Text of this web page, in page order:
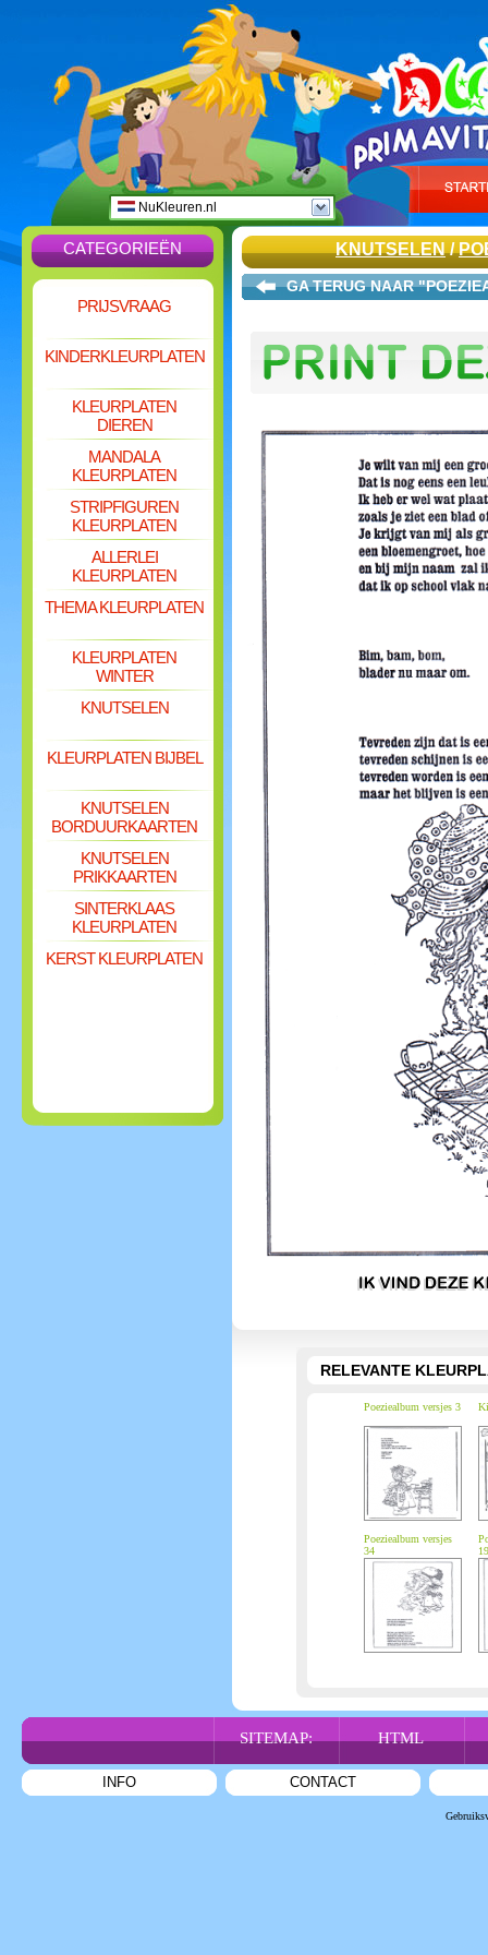
NuKleuren.nl
CATEGORIEËN
PRIJSVRAAG
KINDERKLEURPLATEN
KLEURPLATEN
DIEREN
MANDALA
KLEURPLATEN
STRIPFIGUREN
KLEURPLATEN
ALLERLEI
KLEURPLATEN
THEMA KLEURPLATEN
KLEURPLATEN
WINTER
KNUTSELEN
KLEURPLATEN BIJBEL
KNUTSELEN
BORDUURKAARTEN
KNUTSELEN
PRIKKAARTEN
SINTERKLAAS
KLEURPLATEN
KERST KLEURPLATEN
KNUTSELEN/
GA TERUG NAAR
RELEVANTE
Poeziealbum versjes 3
Poeziealbum versjes
34
19
SITEMAP: HTML
INFO CONTACT